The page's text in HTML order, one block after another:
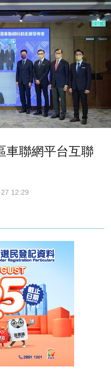
車聯網平台互聯
12:29